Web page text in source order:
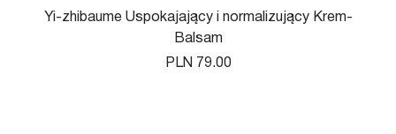
Yi-zhibaume Uspokajający i normalizujący Krem-
Balsam
Price
PLN 79.00